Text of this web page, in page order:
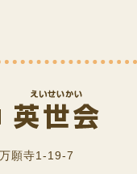
願寺1-19-7